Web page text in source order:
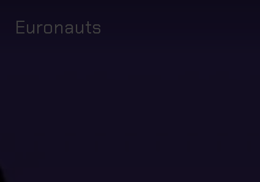
Euronauts